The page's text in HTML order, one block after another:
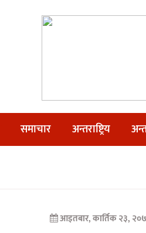
समाचार अन्तराष्ट्रिय
आइतबार, कार्तिक २३,